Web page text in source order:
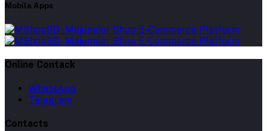
Mobile Apps
Online Contack
WhatsApp
Telegram
Contacts